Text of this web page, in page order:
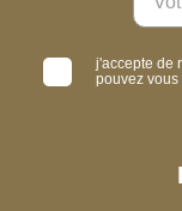
j'accepte de
pouvez vous